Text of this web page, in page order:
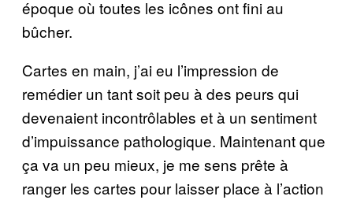
époque où toutes les icônes ont fini au
bûcher.
Cartes en main, j’ai eu l’impression de
remédier un tant soit peu à des peurs qui
devenaient incontrôlables et à un sentiment
d’impuissance pathologique. Maintenant que
ça va un peu mieux, je me sens prête à
ranger les cartes pour laisser place à l’action